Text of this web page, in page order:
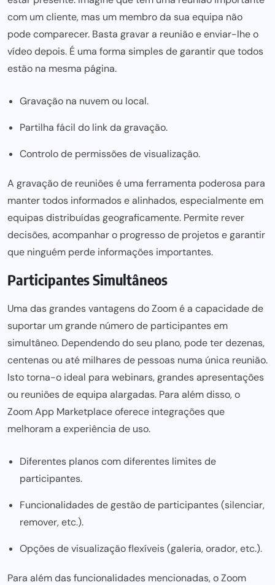
com um cliente, mas um membro da sua equipa não
pode comparecer. Basta gravar a reunião e enviar-lhe o
vídeo depois. É uma forma simples de garantirque todos
estão na mesma página.
Gravação na nuvem ou local.
Partilha fácil do link da gravação.
Controlo de permissões de visualização.
A gravação de reuniões é uma ferramenta poderosa para
manter todos informados e alinhados, especialmente em
equipas distribuídas geograficamente. Permite rever
decisões, acompanhar o progresso de projetos e garantir
que ninguém perde informações importantes.
Participantes Simultâneos
Uma das grandes vantagens doZoomé a capacidade de
suportar um grande número de participantes em
simultâneo. Dependendo do seu plano, pode ter dezenas,
centenas ou até milhares de pessoas numa única reunião.
Isto torna-o ideal para webinars, grandes apresentações
ou reuniões de equipa alargadas. Para além disso, o
Zoom App Marketplaceoferece integrações que
melhoram a experiência de uso.
Diferentes planos com diferentes limites de
participantes.
Funcionalidades de gestão de participantes (silenciar,
remover, etc.).
Opções de visualização flexíveis (galeria, orador, etc.).
Para além das funcionalidades mencionadas, o Zoom